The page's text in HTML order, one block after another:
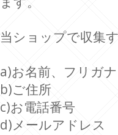
当ショップで収集
a)お名前、フリガナ
b)ご住所
c)お電話番号
d)メールアドレス